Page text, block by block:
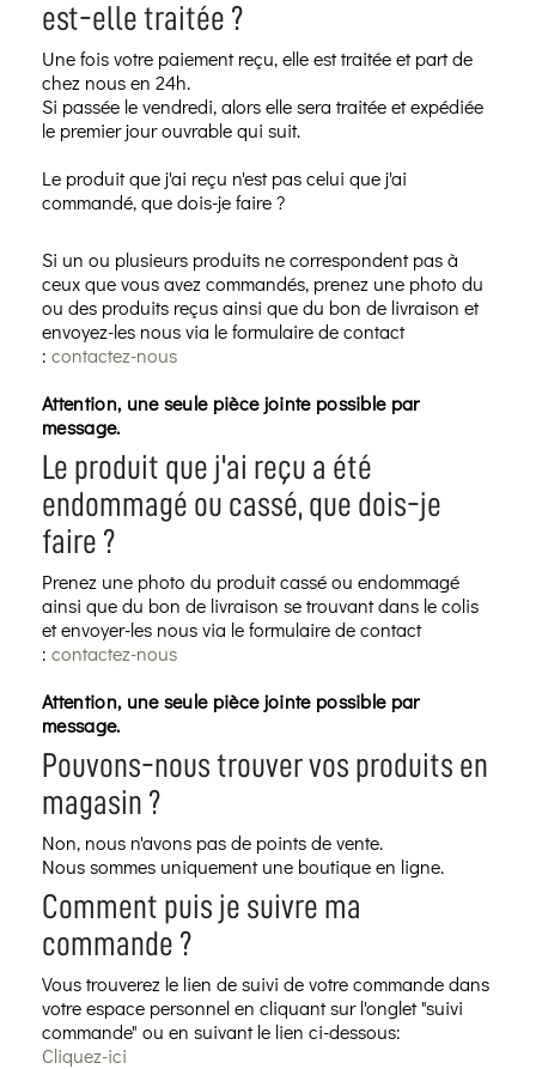
est-elle traitée ?
Une fois votre paiement reçu, elle est traitée et part de
chez nous en 24h.
Si passée le vendredi, alors elle sera traitée et expédiée
le premier jour ouvrable qui suit.
Le produit que j'ai reçu n'est pas celui que j'ai
commandé, que dois-je faire ?
Si un ou plusieurs produits ne correspondent pas à
ceux que vous avez commandés, prenez une photo du
ou des produits reçus ainsi que du bon de livraison et
envoyez-les nous via le formulaire de contact
: contactez-nous
Attention, une seule pièce jointe possible par
message.
Le produit que j'ai reçu a été
endommagé ou cassé, que dois-je
faire ?
Prenez une photo du produit cassé ou endommagé
ainsi que du bon de livraison se trouvant dans le colis
et envoyer-les nous via le formulaire de contact
: contactez-nous
Attention, une seule pièce jointe possible par
message.
Pouvons-nous trouver vos produits en
magasin ?
Non, nous n'avons pas de points de vente.
Nous sommes uniquement une boutique en ligne.
Comment puis je suivre ma
commande ?
Vous trouverez le lien de suivi de votre commande dans
votre espace personnel en cliquant sur l'onglet "suivi
commande" ou en suivant le lien ci-dessous:
Cliquez-ici